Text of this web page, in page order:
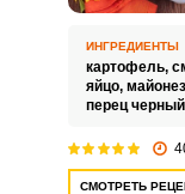
ИНГРЕДИЕНТЫ
картофель,
яйцо,
перец
СМОТРЕТЬ